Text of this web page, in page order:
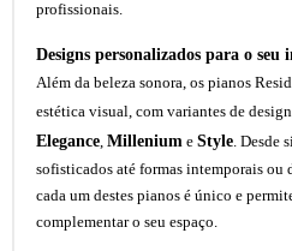
profissionais.
Designs personalizados para o seu
Além da beleza sonora, os pianos
estética visual, com variantes de
Elegance Millenium e Style . Desde
sofisticados até formas intemporais ou
cada um destes pianos é único e
complementar o seu espaço.